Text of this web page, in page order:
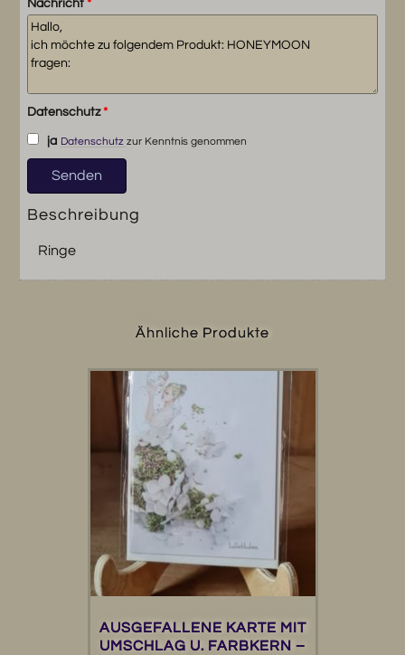
Nachricht*
Datenschutz*
ja Datenschutz zur Kenntnis genommen
Beschreibung
Ringe
Ähnliche Produkte
AUSGEFALLENE KARTE MIT
UMSCHLAG U. FARBKERN –